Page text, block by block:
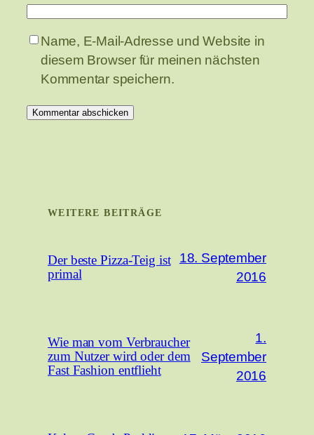
Name, E-Mail-Adresse und Website in
diesem Browser für meinen nächsten
Kommentar speichern.
WEITERE BEITRÄGE
Der beste Pizza-Teig ist
primal
18. September
2016
Wie man vom Verbraucher
zum Nutzer wird oder dem
Fast Fashion entflieht
1.
September
2016